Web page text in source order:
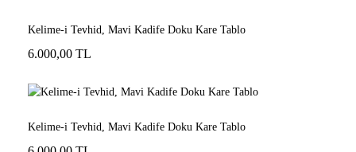
Kelime-i Tevhid, Mavi Kadife Doku Kare Tablo
6.000,00 TL
Kelime-i Tevhid, Mavi Kadife Doku Kare Tablo